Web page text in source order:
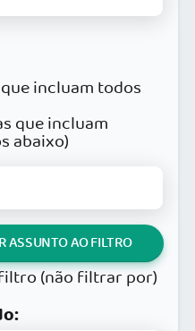
incluam todos
que incluam
abaixo)
ASSUNTO AO FILTRO
(não filtrar por)